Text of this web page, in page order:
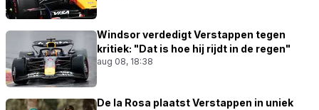
Windsor verdedigt Verstappen tegen
kritiek: "Dat is hoe hij rijdt in de regen"
aug 08, 18:38
De la Rosa plaatst Verstappen in uniek